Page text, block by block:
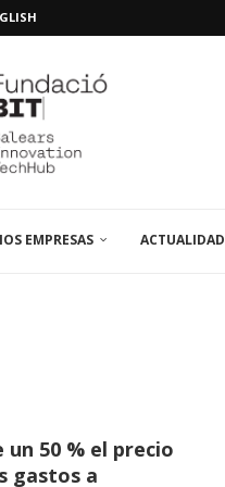
EMPRESAS ACTUALIDAD
un 50 % el precio
gastos a